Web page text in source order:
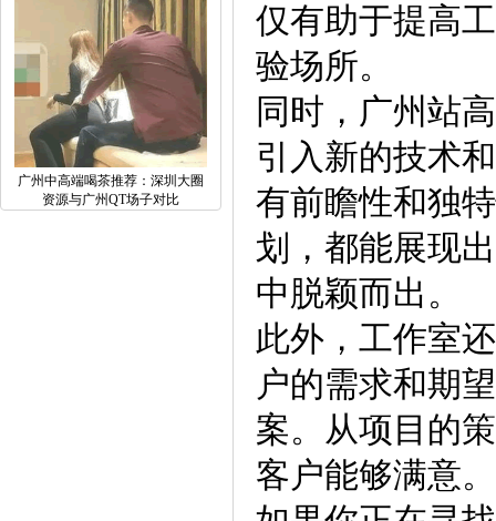
广州中高端喝茶推荐：深圳大圈
资源与广州QT场子对比
仅有助于提高
验场所。
同时，广州站
引入新的技术
有前瞻性和独
划，都能展现
中脱颖而出。
此外，工作室
户的需求和期
案。从项目的
客户能够满意。